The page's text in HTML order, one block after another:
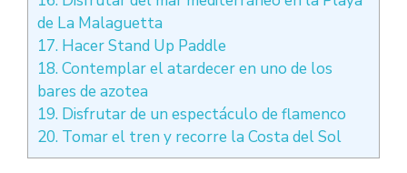
de La Malaguetta
17. Hacer Stand Up Paddle
18. Contemplar el atardecer en uno de los
bares de azotea
19. Disfrutar de un espectáculo de flamenco
20. Tomar el tren y recorre la Costa del Sol